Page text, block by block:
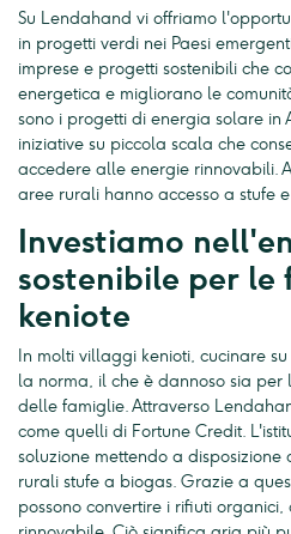
Su Lendahand vi offriamo
in progetti verdi nei Paesi
imprese e progetti sostenibili che
energetica e migliorano le
sono i progetti di energia solare in
iniziative su piccola scala che
accedere alle energie rinnovabili.
aree rurali hanno accesso a stufe
Investiamo
sostenibile per le
keniote
In molti villaggi kenioti, cucinare
la norma, il che è dannoso sia
delle famiglie. Attraverso
come quelli di Fortune Credit.
soluzione mettendo a
rurali stufe a biogas. Grazie a
possono convertire i rifiuti